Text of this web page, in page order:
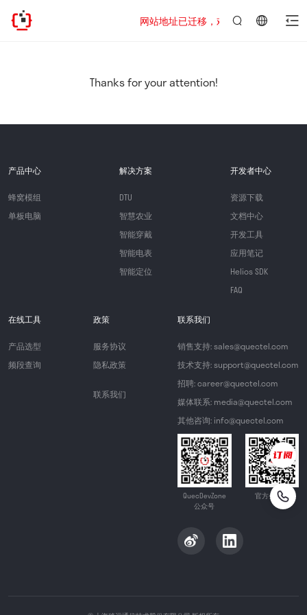
网站地址已迁移，欢迎访问新址：
Thanks for your attention!
产品中心
蜂窝模组
单板电脑
解决方案
DTU
智慧农业
智能穿戴
智能电表
智能定位
开发者中心
资源下载
文档中心
开发工具
应用笔记
Helios SDK
FAQ
在线工具
产品选型
频段查询
政策
服务协议
隐私政策
联系我们
联系我们
销售支持: sales@quectel.com
技术支持: support@quectel.com
招聘: career@quectel.com
媒体联系: media@quectel.com
其他咨询: info@quectel.com
QuecDevZone
公众号
官方公众号